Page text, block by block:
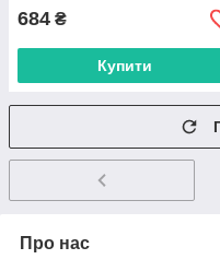
684 ₴
Купити
Про нас